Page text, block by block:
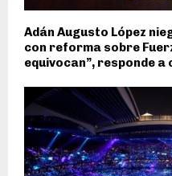
Adán Augusto López
con reforma sobre
equivocan”, responde